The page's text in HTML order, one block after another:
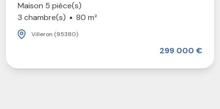
Maison 5 pièce(s)
3 chambre(s)
80 m²
Villeron (95380)
299 000 €